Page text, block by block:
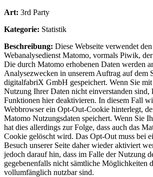
Art: 3rd Party
Kategorie: Statistik
Beschreibung: Diese Webseite verwendet
Webanalysedienst Matomo, vormals Piwik,
Die durch Matomo erhobenen Daten werden
Analysezwecken in unserem Auftrag auf dem
digitalfabriX GmbH gespeichert. Wenn Sie
Nutzung Ihrer Daten nicht einverstanden sind,
Funktionen hier deaktivieren. In diesem Fall
Webbrowser ein Opt-Out-Cookie hinterlegt,
Matomo Nutzungsdaten speichert. Wenn Sie
hat dies allerdings zur Folge, dass auch das
Cookie gelöscht wird. Das Opt-Out muss bei
Besuch unserer Seite daher wieder aktiviert
jedoch darauf hin, dass im Falle der Nutzung
gegebenenfalls nicht sämtliche Möglichkeiten
vollumfänglich nutzbar sind.